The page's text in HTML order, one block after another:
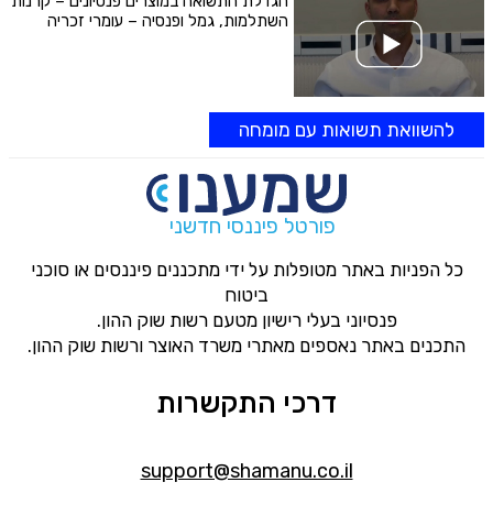
השתלמות, גמל ופנסיה – עומרי זכריה
להשוואת תשואות עם מומחה
פורטל פיננסי חדשני
כל הפניות באתר מטופלות על ידי מתכננים פיננסים או סוכני
ביטוח
פנסיוני בעלי רישיון מטעם רשות שוק ההון.
התכנים באתר נאספים מאתרי משרד האוצר ורשות שוק ההון.
דרכי התקשרות
support@shamanu.co.il